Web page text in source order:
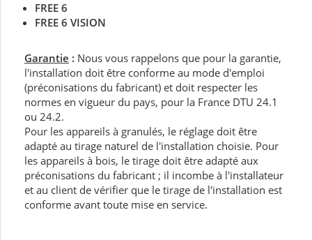
FREE 6
FREE 6 VISION
Garantie : Nous vous rappelons que pour la garantie,
l'installation doit être conforme au mode d'emploi
(préconisations du fabricant) et doit respecter les
normes en vigueur du pays, pour la France DTU 24.1
ou 24.2.
Pour les appareils à granulés, le réglage doit être
adapté au tirage naturel de l'installation choisie. Pour
les appareils à bois, le tirage doit être adapté aux
préconisations du fabricant ; il incombe à l'installateur
et au client de vérifier que le tirage de l'installation est
conforme avant toute mise en service.